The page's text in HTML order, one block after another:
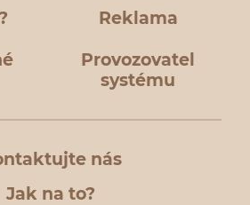
Reklama
Provozovatel
systému
nás
Jak na to?